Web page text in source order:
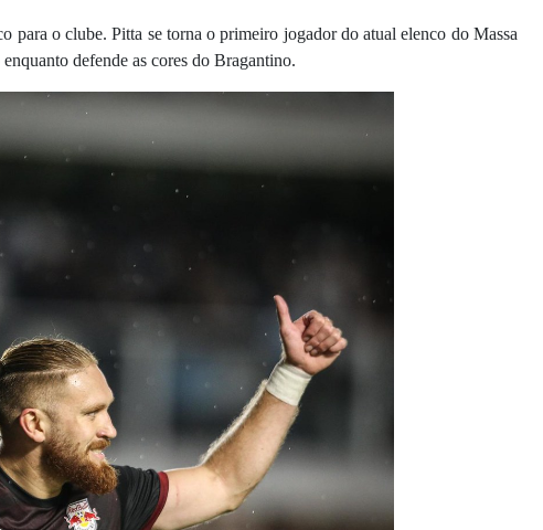
para o clube. Pitta se torna o primeiro jogador do atual elenco do Massa
defende as cores do Bragantino.